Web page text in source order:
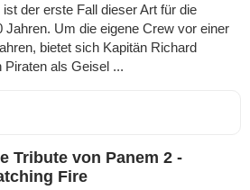
der erste Fall dieser Art für die
Jahren. Um die eigene Crew vor einer
bietet sich Kapitän Richard
Piraten als Geisel ...
Tribute von Panem 2 -
Fire